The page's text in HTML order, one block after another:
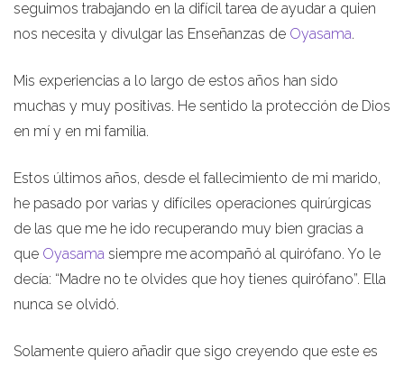
seguimos trabajando en la difícil tarea de ayudar a quien
nos necesita y divulgar las Enseñanzas de Oyasama.
Mis experiencias a lo largo de estos años han sido
muchas y muy positivas. He sentido la protección de Dios
en mí y en mi familia.
Estos últimos años, desde el fallecimiento de mi marido,
he pasado por varias y difíciles operaciones quirúrgicas
de las que me he ido recuperando muy bien gracias a
que Oyasama siempre me acompañó al quirófano. Yo le
decía: “Madre no te olvides que hoy tienes quirófano”. Ella
nunca se olvidó.
Solamente quiero añadir que sigo creyendo que este es